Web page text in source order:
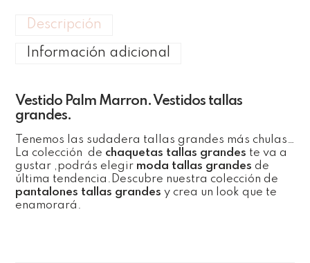
Descripción
Información adicional
Vestido Palm Marron. Vestidos tallas
grandes.
Tenemos las sudadera tallas grandes más chulas…
La colección de chaquetas tallas grandes te va a
gustar ,podrás elegir moda tallas grandes de
última tendencia.Descubre nuestra colección de
pantalones tallas grandes y crea un look que te
enamorará.